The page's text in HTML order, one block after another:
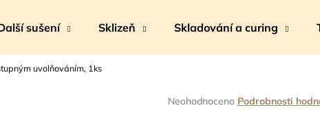
sušení Sklizeň Skladování a curing
uvolňováním, 1ks
Průměrné
Neohodnoceno Podrobnosti
Co potřebujete najít?